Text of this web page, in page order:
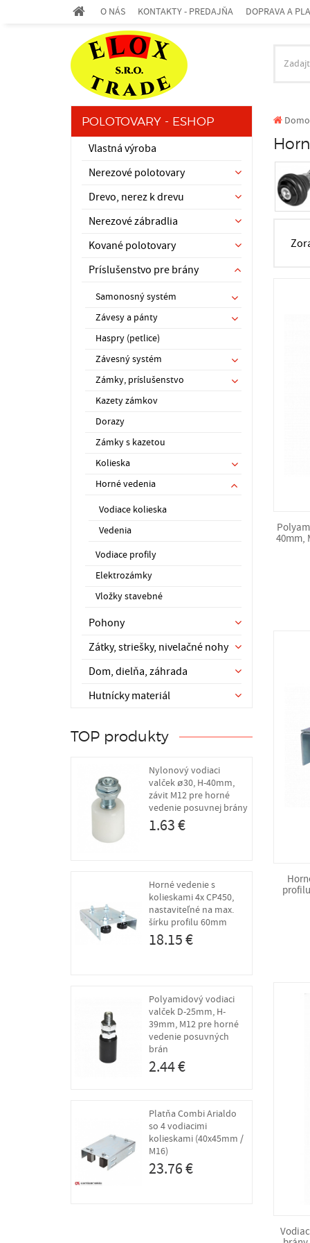
O NÁS KONTAKTY - PREDAJŇA DOPRAVA A
POLOTOVARY - ESHOP
Vlastná výroba
Nerezové polotovary
Drevo, nerez k drevu
Nerezové zábradlia
Kované polotovary
Príslušenstvo pre brány
Samonosný systém
Závesy a pánty
Haspry (petlice)
Závesný systém
Zámky, príslušenstvo
Kazety zámkov
Dorazy
Zámky s kazetou
Kolieska
Horné vedenia
Vodiace kolieska
Vedenia
Vodiace profily
Elektrozámky
Vložky stavebné
Pohony
Zátky, striešky, nivelačné nohy
Dom, dielňa, záhrada
Hutnícky materiál
TOP produkty
Nylonový vodiaci
valček ø30, H-40mm,
závit M12 pre horné
vedenie posuvnej brány
1.63 €
Horné vedenie s
kolieskami 4x CP450,
nastaviteľné na max.
šírku profilu 60mm
18.15 €
Polyamidový vodiaci
valček D-25mm, H-
39mm, M12 pre horné
vedenie posuvných
brán
2.44 €
Platňa Combi Arialdo
so 4 vodiacimi
kolieskami (40x45mm /
M16)
23.76 €
40mm,